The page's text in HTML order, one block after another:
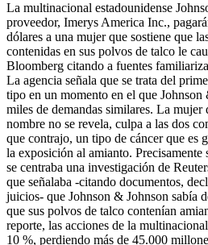
La multinacional estadounidense
proveedor, Imerys America Inc.,
dólares a una mujer que sostiene que
contenidas en sus polvos de talco le
Bloomberg citando a fuentes
La agencia señala que se trata del
tipo en un momento en el que Johnson
miles de demandas similares. La
nombre no se revela, culpa a las dos
que contrajo, un tipo de cáncer que es
la exposición al amianto. Precisamente
se centraba una investigación de
que señalaba -citando documentos,
juicios- que Johnson & Johnson sabía
que sus polvos de talco contenían
reporte, las acciones de la
10 %, perdiendo más de 45.000